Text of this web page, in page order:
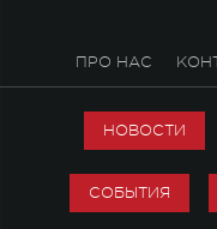
ПРО НАС
НОВОСТИ
СОБЫТИЯ